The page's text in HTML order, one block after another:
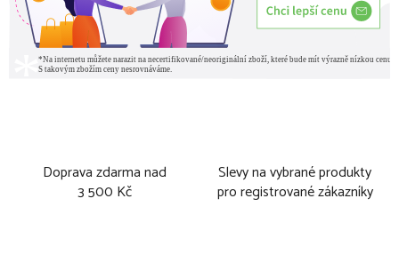
Doprava zdarma nad
3 500 Kč
Slevy na vybrané produkty
pro registrované zákazníky